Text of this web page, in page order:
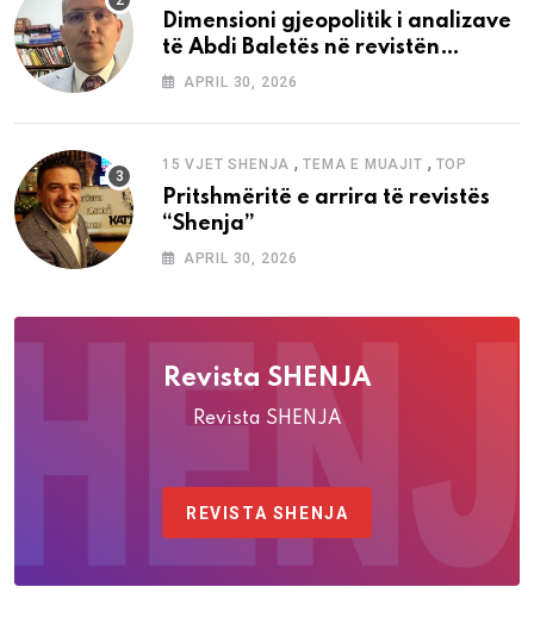
Dimensioni gjeopolitik i analizave
të Abdi Baletës në revistën
“Shenja”
APRIL 30, 2026
15 VJET SHENJA ,TEMA E MUAJIT , TOP
Pritshmëritë e arrira të revistës
“Shenja”
APRIL 30, 2026
Revista SHENJA
Revista SHENJA
REVISTA SHENJA